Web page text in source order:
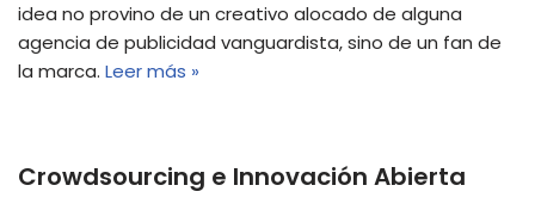
idea no provino de un creativo alocado de alguna
agencia de publicidad vanguardista, sino de un fan de
la marca. Leer más »
Crowdsourcing e Innovación Abierta